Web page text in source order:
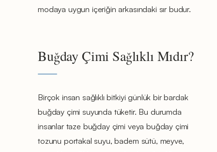
modaya uygun içeriğin arkasındaki sır budur.
Buğday Çimi Sağlıklı Mıdır?
Birçok insan sağlıklı bitkiyi günlük bir bardak
buğday çimi suyunda tüketir. Bu durumda
insanlar taze buğday çimi veya buğday çimi
tozunu portakal suyu, badem sütü, meyve,